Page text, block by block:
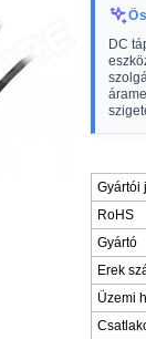
DC
Gyártói
RoHS
Gyártó
Erek
Üzemi